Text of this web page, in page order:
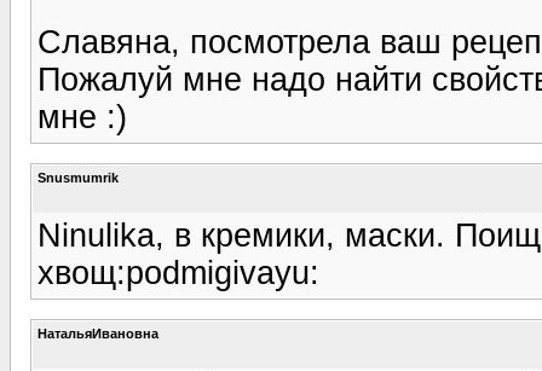
Славяна, посмотрела ваш
Пожалуй мне надо найти
мне :)
Snusmumrik
Ninulika, в кремики, маски.
хвощ:podmigivayu:
НатальяИвановна